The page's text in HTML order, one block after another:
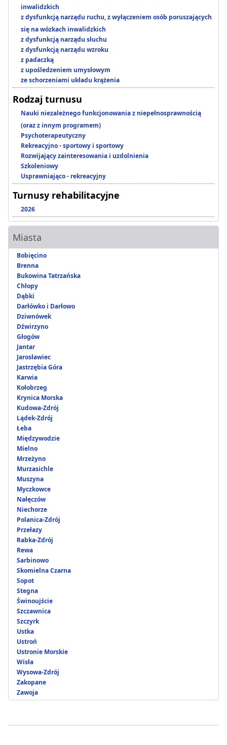
inwalidzkich
z dysfunkcją narządu ruchu, z wyłączeniem osób poruszających
się na wózkach inwalidzkich
z dysfunkcją narządu słuchu
z dysfunkcją narządu wzroku
z padaczką
z upośledzeniem umysłowym
ze schorzeniami układu krążenia
Rodzaj turnusu
Nauki niezależnego funkcjonowania z niepełnosprawnością
(oraz z innym programem)
Psychoterapeutyczny
Rekreacyjno - sportowy i sportowy
Rozwijający zainteresowania i uzdolnienia
Szkoleniowy
Usprawniająco - rekreacyjny
Turnusy rehabilitacyjne
2026
Miasta
Bobięcino
Brenna
Bukowina Tatrzańska
Chłopy
Dąbki
Darłówko i Darłowo
Dziwnówek
Dźwirzyno
Głogów
Jantar
Jarosławiec
Jastrzębia Góra
Karwia
Kołobrzeg
Krynica Morska
Kudowa-Zdrój
Lądek-Zdrój
Łeba
Międzywodzie
Mielno
Mrzeżyno
Murzasichle
Muszyna
Myczkowce
Nałęczów
Niechorze
Polanica-Zdrój
Przełazy
Rabka-Zdrój
Rewa
Sarbinowo
Skomielna Czarna
Sopot
Stegna
Świnoujście
Szczawnica
Szczyrk
Ustka
Ustroń
Ustronie Morskie
Wisła
Wysowa-Zdrój
Zakopane
Zawoja